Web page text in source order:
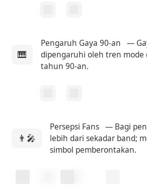
🎹
Pengaruh Gaya 90-an
—
dipengaruhi oleh tren mode
tahun 90-an.
👨‍🎤
Persepsi Fans — Bagi
lebih dari sekadar band;
simbol pemberontakan.